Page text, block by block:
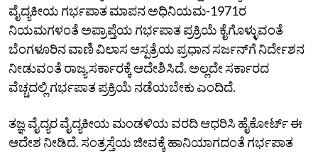
ವೈದ್ಯಕೀಯ ಗರ್ಭಪಾತ ಮಾಪನ ಅಧಿನಿಯಮ-1971ರ
ನಿಯಮಗಳಂತೆ ಅಪ್ರಾಪ್ತೆಯ ಗರ್ಭಪಾತ ಪ್ರಕ್ರಿಯೆ ಕೈಗೊಳ್ಳುವಂತೆ
ಬೆಂಗಳೂರಿನ ವಾಣಿ ವಿಲಾಸ ಆಸ್ಪತ್ರೆಯ ಪ್ರಧಾನ ಸರ್ಜನ್‌ಗೆ ನಿರ್ದೇಶನ
ನೀಡುವಂತೆ ರಾಜ್ಯ ಸರ್ಕಾರಕ್ಕೆ ಆದೇಶಿಸಿದೆ. ಅಲ್ಲದೇ ಸರ್ಕಾರದ
ವೆಚ್ಚದಲ್ಲಿ ಗರ್ಭಪಾತ ಪ್ರಕ್ರಿಯೆ ನಡೆಯಬೇಕು ಎಂದಿದೆ.
ತಜ್ಞ ವೈದ್ಯರ ವೈದ್ಯಕೀಯ ಮಂಡಳಿಯ ವರದಿ ಆಧರಿಸಿ ಹೈಕೋರ್ಟ್ ಈ
ಆದೇಶ ನೀಡಿದೆ. ಸಂತ್ರಸ್ತೆಯ ಜೀವಕ್ಕೆ ಹಾನಿಯಾಗದಂತೆ ಗರ್ಭಪಾತ